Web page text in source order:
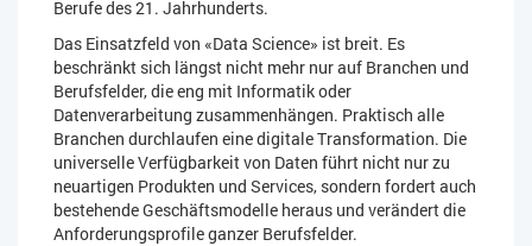
Berufe des 21. Jahrhunderts.
Das Einsatzfeld von «Data Science» ist breit. Es
beschränkt sich längst nicht mehr nur auf Branchen und
Berufsfelder, die eng mit Informatik oder
Datenverarbeitung zusammenhängen. Praktisch alle
Branchen durchlaufen eine digitale Transformation. Die
universelle Verfügbarkeit von Daten führt nicht nur zu
neuartigen Produkten und Services, sondern fordert auch
bestehende Geschäftsmodelle heraus und verändert die
Anforderungsprofile ganzer Berufsfelder.